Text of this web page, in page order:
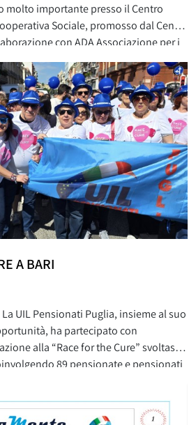
molto importante presso il Centro
Sociale, promosso dal Centro
con ADA Associazione per i
Pensionati Puglia. Un momento di
A BARI
UIL Pensionati Puglia, insieme al suo
ha partecipato con
alla “Race for the Cure” svoltasi
89 pensionate e pensionati
territoriali e iscritti. Un gesto
impegno nella lotta contro